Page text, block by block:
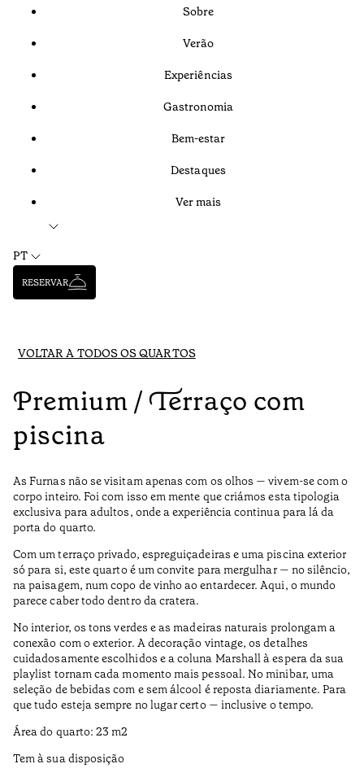
Sobre
Verão
Experiências
Gastronomia
Bem-estar
Destaques
Ver mais
PT
RESERVAR
VOLTAR A TODOS OS QUARTOS
Premium / Terraço com
piscina
As Furnas não se visitam apenas com os olhos — vivem-se com o
corpo inteiro. Foi com isso em mente que criámos esta tipologia
exclusiva para adultos, onde a experiência continua para lá da
porta do quarto.
Com um terraço privado, espreguiçadeiras e uma piscina exterior
só para si, este quarto é um convite para mergulhar — no silêncio,
na paisagem, num copo de vinho ao entardecer. Aqui, o mundo
parece caber todo dentro da cratera.
No interior, os tons verdes e as madeiras naturais prolongam a
conexão com o exterior. A decoração vintage, os detalhes
cuidadosamente escolhidos e a coluna Marshall à espera da sua
playlist tornam cada momento mais pessoal. No minibar, uma
seleção de bebidas com e sem álcool é reposta diariamente. Para
que tudo esteja sempre no lugar certo — inclusive o tempo.
Área do quarto: 23 m2
Tem à sua disposição